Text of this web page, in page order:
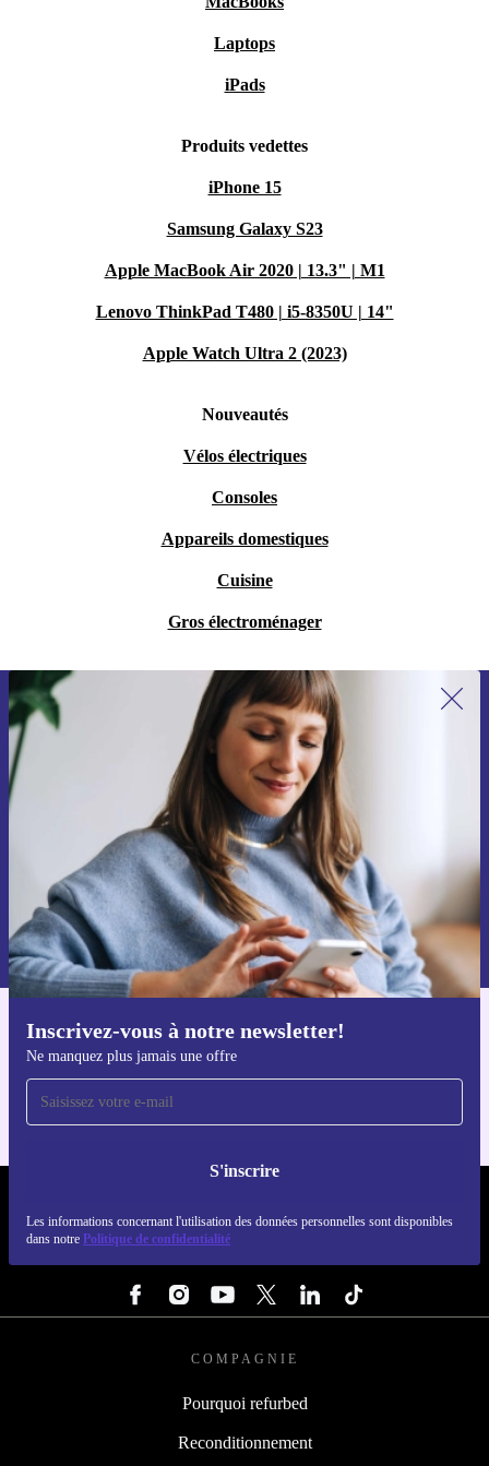
Laptops
iPads
Produits vedettes
iPhone 15
Samsung Galaxy S23
Apple MacBook Air 2020 | 13.3" | M1
Lenovo ThinkPad T480 | i5-8350U | 14"
Apple Watch Ultra 2 (2023)
Nouveautés
Vélos électriques
Consoles
Appareils domestiques
Cuisine
Gros électroménager
Inscrivez-vous à notre newsletter!
Ne manquez plus jamais une offre
S'inscrire
Les informations concernant l'utilisation des données personnelles sont disponibles
dans notre Politique de confidentialité
Recevoir offres et infos de refurbed
par mail
Ne manquez plus aucune offre.
S'inscrire
Retrouvez les informations sur l'utilisation des données personnelles
dans notre
politique de confidentialité.
Téléchargez l'application refurbed
Pour iOS et Android
COMPAGNIE
Pourquoi refurbed
Reconditionnement